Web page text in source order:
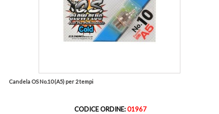
Candela OS No.10 (A5) per 2 tempi
CODICE ORDINE:01967